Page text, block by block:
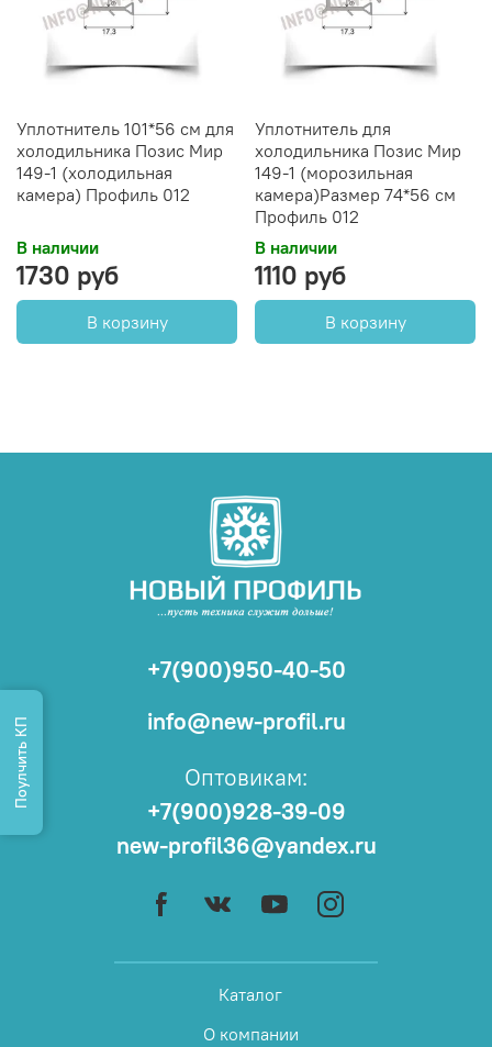
Уплотнитель 101*56 см для
холодильника Позис Мир
149-1 (холодильная
камера) Профиль 012
В наличии
1730 руб
В корзину
Уплотнитель для
холодильника Позис Мир
149-1 (морозильная
камера)Размер 74*56 см
Профиль 012
В наличии
1110 руб
В корзину
Каталог
О компании
+7(900)950-40-50
info@new-profil.ru
Оптовикам:
+7(900)928-39-09
new-profil36@yandex.ru
Поулчить КП